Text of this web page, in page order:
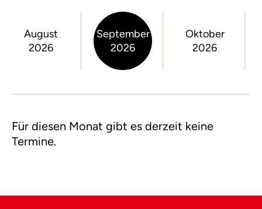
August
2026
September
2026
Oktober
2026
Für diesen Monat gibt es derzeit keine
Termine.